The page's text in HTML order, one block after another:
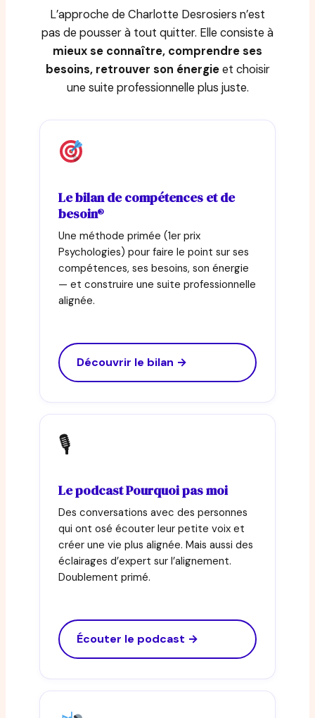
L’approche de Charlotte Desrosiers n’est
pas de pousser à tout quitter. Elle consiste à
mieux se connaître, comprendre ses
besoins, retrouver son énergieet choisir
une suite professionnelle plus juste.
Le bilan de compétences et de
besoin®
Une méthode primée (1er prix
Psychologies) pour faire le point sur ses
compétences, ses besoins, son énergie
— et construire une suite professionnelle
alignée.
Découvrir le bilan →
🎙
Le podcast Pourquoi pas moi
Des conversations avec des personnes
qui ont osé écouter leur petite voix et
créer une vie plus alignée. Mais aussi des
éclairages d’expert sur l’alignement.
Doublement primé.
Écouter le podcast →